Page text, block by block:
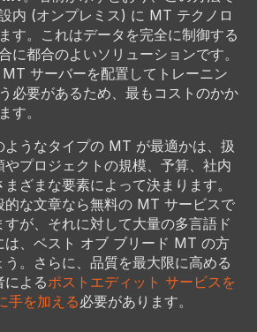
内 (オンプレミス) に MT テクノロ
す。これはデータを完全に制御する
に都合のよいソリューションです。
サーバーを配置してトレーニン
必要があるため、最もコストのかか
す。
ようなタイプの MT が最適かは、扱
やプロジェクトの規模、予算、社内
ざまな要素によって決まります。
的な文章なら無料の MT サービスで
が、それに対して大量の多言語ド
は、ベスト オブ ブリード MT の方
。さらに、品質を最大限に高める
によるポストエディット サービスを
手を加える必要があります。